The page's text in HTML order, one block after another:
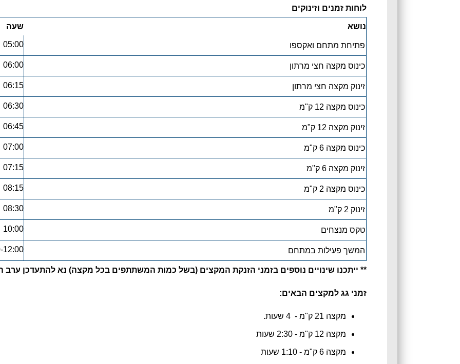
לוחות זמנים וזינוקים
נושא שעה
פתיחת מתחם ואקספו 05:00
כינוס מקצה חצי מרתון 06:00
זינוק מקצה חצי מרתון 06:15
כינוס מקצה 12 ק"מ 06:30
זינוק מקצה 12 ק"מ 06:45
כינוס מקצה 6 ק"מ 07:00
זינוק מקצה 6 ק"מ 07:15
כינוס מקצה 2 ק"מ 08:15
זינוק 2 ק"מ 08:30
טקס מנצחים 10:00
המשך פעילות במתחם 12:00
** ייתכנו שינויים נוספים בזמני הזנקת המקצים (בשל כמות המשתתפים בכל מקצה) נא להתעדכן ערב
זמני גג למקצים הבאים:
מקצה 21 ק"מ - 4 שעות.
מקצה 12 ק"מ - 2:30 שעות
מקצה 6 ק"מ - 1:10 שעות